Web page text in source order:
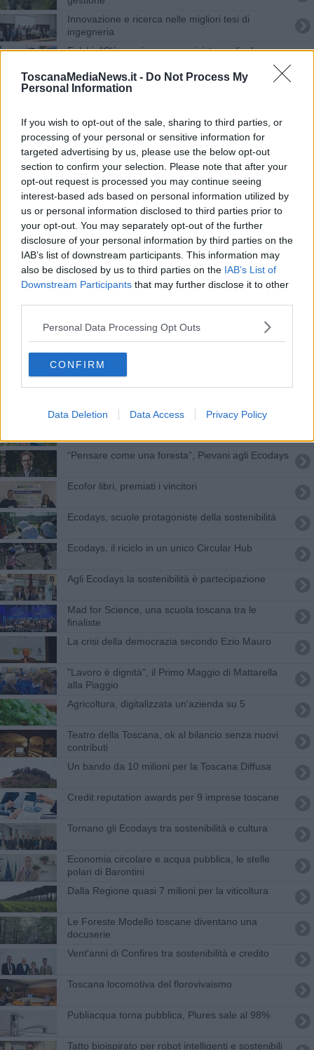
ToscanaMediaNews.it - Do Not Process My
Personal Information
If you wish to opt-out of the sale, sharing to third parties, or
processing of your personal or sensitive information for
targeted advertising by us, please use the below opt-out
section to confirm your selection. Please note that after your
opt-out request is processed you may continue seeing
interest-based ads based on personal information utilized by
us or personal information disclosed to third parties prior to
your opt-out. You may separately opt-out of the further
disclosure of your personal information by third parties on the
IAB’s list of downstream participants. This information may
also be disclosed by us to third parties on the IAB’s List of
Downstream Participants that may further disclose it to other
Personal Data Processing Opt Outs
CONFIRM
Data Deletion Data Access Privacy Policy
Innovazione e ricerca nelle migliori tesi di
ingegneria
Falchi, "C'è spazio per una sinistra radicale e
Da Invitalia 285 milioni per l'acciaio green di
Metinvest
Il dissalatore elbano protagonista su Rai3
Più risorse per valorizzare il patrimonio naturale
4 bandi per tendere la mano al settore pesca
Contro l'Alzheimer la Toscana gioca d'anticipo
Giacomin e Cattaneo chiudono gli Ecodays 2026
Ecodays verso il gran finale
Alcune domande da esordiente agli esperti che
decidono le sorti dell’Elba
Agli Ecodays Mercalli spiega i rischi del
“Pensare come una foresta”, Pievani agli Ecodays
Ecofor libri, premiati i vincitori
Ecodays, scuole protagoniste della sostenibilità
Ecodays, il riciclo in un unico Circular Hub
Agli Ecodays la sostenibilità è partecipazione
Mad for Science, una scuola toscana tra le
finaliste
La crisi della democrazia secondo Ezio Mauro
"Lavoro è dignità", il Primo Maggio di Mattarella
alla Piaggio
Agricoltura, digitalizzata un'azienda su 5
Teatro della Toscana, ok al bilancio senza nuovi
contributi
Un bando da 10 milioni per la Toscana Diffusa
Credit reputation awards per 9 imprese toscane
Tornano gli Ecodays tra sostenibilità e cultura
Economia circolare e acqua pubblica, le stelle
polari di Barontini
Dalla Regione quasi 7 milioni per la viticoltura
Le Foreste Modello toscane diventano una
docuserie
Vent'anni di Confires tra sostenibilità e credito
Toscana locomotiva del florovivaismo
Publiacqua torna pubblica, Plures sale al 98%
Tatto bioispirato per robot intelligenti e sostenibili